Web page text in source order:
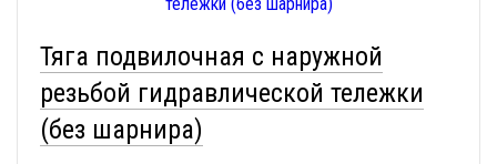
Тяга подвилочная с наружной
резьбой гидравлической тележки
(без шарнира)